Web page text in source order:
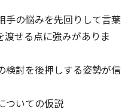
手の悩みを先回りして言葉
渡せる点に強みがありま
検討を後押しする姿勢が信
ついての仮説